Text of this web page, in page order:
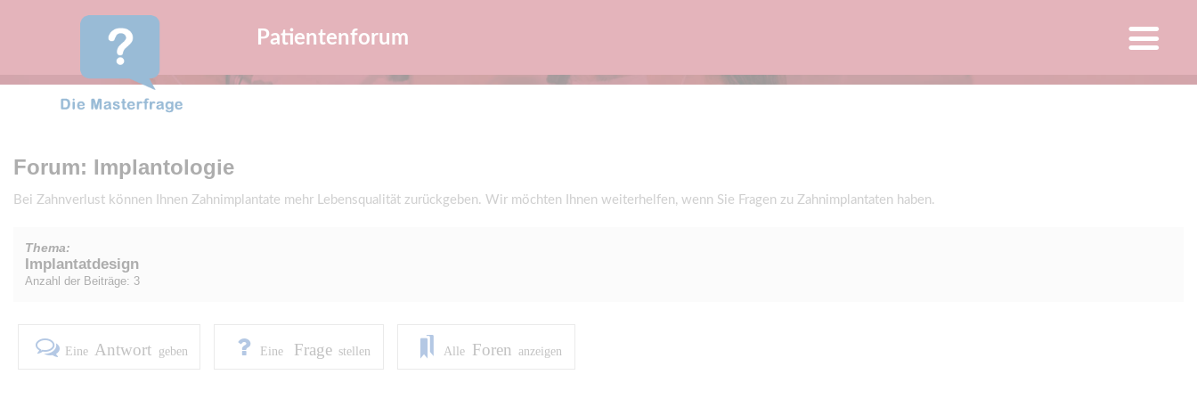
Patientenforum
Forum: Implantologie
Bei Zahnverlust können Ihnen Zahnimplantate mehr Lebensqualität zurückgeben. Wir möchten Ihnen weiterhelfen, wenn Sie Fragen zu Zahnimplantaten haben.
Thema:
Implantatdesign
Anzahl der Beiträge: 3
Eine Antwort geben Eine Frage stellen Alle Foren anzeigen